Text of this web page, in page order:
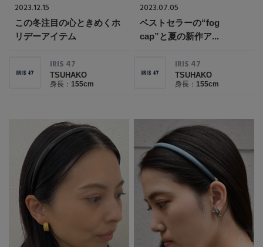
2023.12.15
この冬注目の心ときめくホ
リデーアイテム
IRIS 47
TSUHAKO
身長： 155cm
2023.07.05
ベストセラーの“fog
cap”と夏の新作ア...
IRIS 47
TSUHAKO
身長： 155cm